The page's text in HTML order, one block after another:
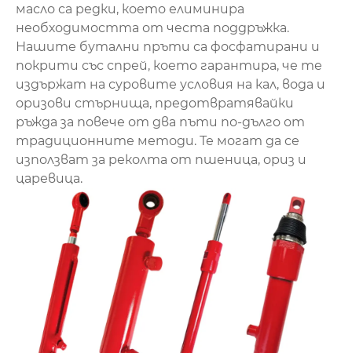
масло са редки, което елиминира
необходимостта от честа поддръжка.
Нашите бутални пръти са фосфатирани и
покрити със спрей, което гарантира, че те
издържат на суровите условия на кал, вода и
оризови стърнища, предотвратявайки
ръжда за повече от два пъти по-дълго от
традиционните методи. Те могат да се
използват за реколта от пшеница, ориз и
царевица.